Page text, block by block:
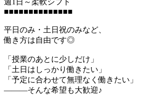
■■■■■■■■■■■■■■
平日のみ・土日祝のみなど、
働き方は自由です◎
「授業のあとに少しだけ」
「土日はしっかり働きたい」
「予定に合わせて無理なく働きたい」
―――そんな希望も大歓迎♪